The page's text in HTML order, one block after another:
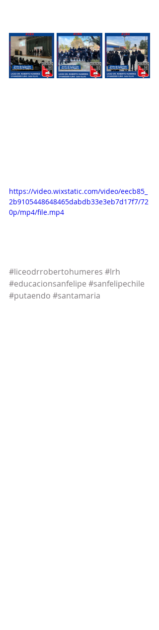
https://video.wixstatic.com/video/eecb85_
2b9105448648465dabdb33e3eb7d17f7/72
0p/mp4/file.mp4
#liceodrrobertohumeres #lrh
#educacionsanfelipe #sanfelipechile
#putaendo #santamaria